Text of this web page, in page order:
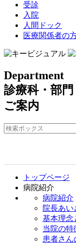
受診
入院
人間ドック
医療関係者の
Department
診療科・部
ご案内
トップページ
病院紹介
病院紹介
院長あい
基本理念
当院の特
患者さん